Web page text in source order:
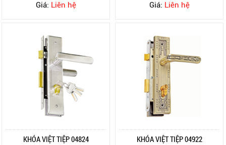
Giá: Liên hệ Giá: Liên hệ
KHÓA VIỆT TIỆP 04824 KHÓA VIỆT TIỆP 04922